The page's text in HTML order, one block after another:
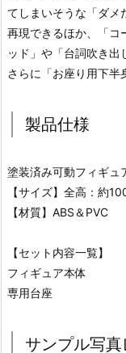
てしまいそうな「ダメ
再現できるほか、「コ
ッド」や「台詞吹き出
さらに「お座り用下半
製品仕様
塗装済み可動フィギュ
【サイズ】全高：約
【材質】ABS＆PVC
【セット内容一覧】
フィギュア本体
専用台座
サンプル写